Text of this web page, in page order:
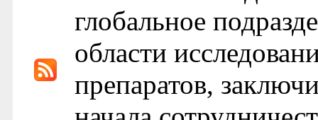
глобальное
области
препаратов,